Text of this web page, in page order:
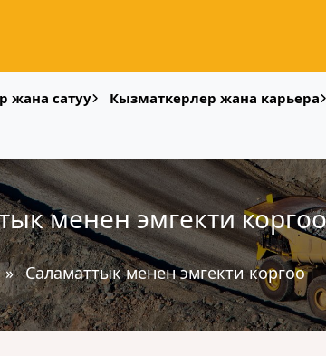
жана сатуу Кызматкерлер жана карьера
менен эмгекти коргоо
» Саламаттык менен эмгекти коргоо